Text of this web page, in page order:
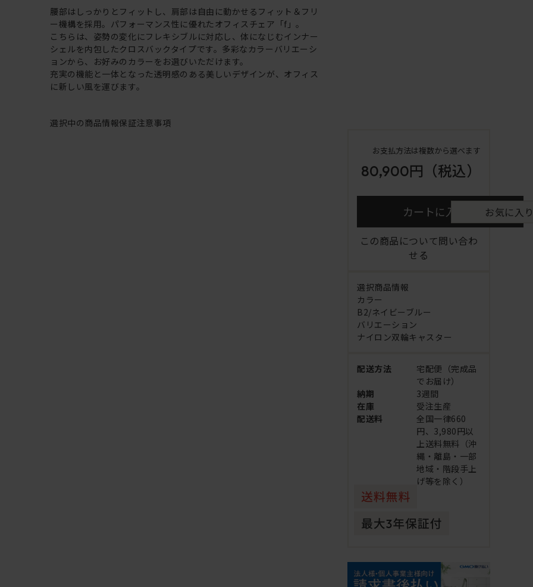
腰部はしっかりとフィットし、肩部は自由に動かせるフィット＆フリ
ー機構を採用。パフォーマンス性に優れたオフィスチェア「f」。
こちらは、姿勢の変化にフレキシブルに対応し、体になじむインナー
シェルを内包したクロスバックタイプです。多彩なカラーバリエーシ
ョンから、お好みのカラーをお選びいただけます。
充実の機能と一体となった透明感のある美しいデザインが、オフィス
に新しい風を運びます。
選択中の商品情報保証注意事項
お支払方法は複数から選べます
80,900円 （税込）
カートに入れる お気に入
この商品について問い合わ
せる
選択商品情報
カラー
B2/ネイビーブルー
バリエーション
ナイロン双輪キャスター
配送方法
宅配便（完成品
でお届け）
納期
3週間
在庫
受注生産
配送料
全国一律660
円、3,980円以
上送料無料（沖
縄・離島・一部
地域・階段手上
げ等を除く）